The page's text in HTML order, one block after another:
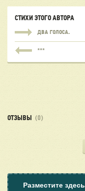
СТИХИ ЭТОГО АВТОРА
ДВА ГОЛОСА.
***
ОТЗЫВЫ (0)
Разместите здесь